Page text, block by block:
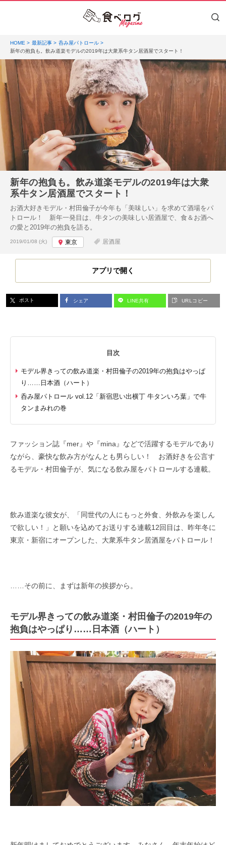
HOME 最新記事
呑み屋パトロール
新年の抱負も。飲み道楽モデルの2019年は大衆系牛タン居酒屋でスタート！
新年の抱負も。飲み道楽モデルの2019年は大衆
系牛タン居酒屋でスタート！
お酒大好きモデル・村田倫子が今年も「美味しい」を求めて酒場をパ
トロール！ 新年一発目は、牛タンの美味しい居酒屋で、食＆お酒へ
の愛と2019年の抱負を語る。
投稿日:
2019/01/08 (火) 東京 居酒屋
アプリで開く
ポスト シェア LINE共有 URLコピー
目次
モデル界きっての飲み道楽・村田倫子の2019年の抱負はやっぱ
り……日本酒（ハート）
呑み屋パトロール vol.12「新宿思い出横丁 牛タンいろ葉」で牛
タンまみれの巻
ファッション誌『mer』や『mina』などで活躍するモデルであり
ながら、豪快な飲み方がなんとも男らしい！ お酒好きを公言す
るモデル・村田倫子が、気になる飲み屋をパトロールする連載。
飲み道楽な彼女が、「同世代の人にもっと外食、外飲みを楽しん
で欲しい！」と願いを込めてお送りする連載12回目は、昨年冬に
東京・新宿にオープンした、大衆系牛タン居酒屋をパトロール！
……その前に、まずは新年の挨拶から。
モデル界きっての飲み道楽・村田倫子の2019年の
抱負はやっぱり……日本酒（ハート）